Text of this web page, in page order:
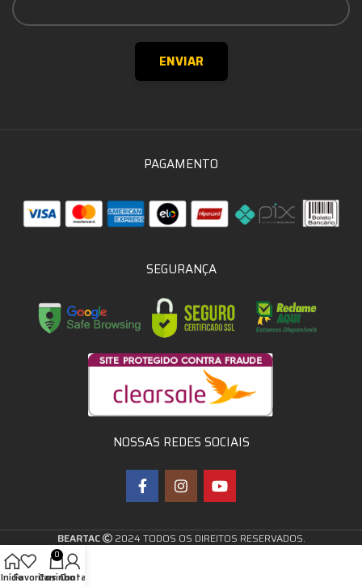
PAGAMENTO
SEGURANÇA
NOSSAS REDES SOCIAIS
BEARTAC 2024 TODOS OS DIREITOS RESERVADOS.
InícioFavoritos
0
Carrinho
Conta